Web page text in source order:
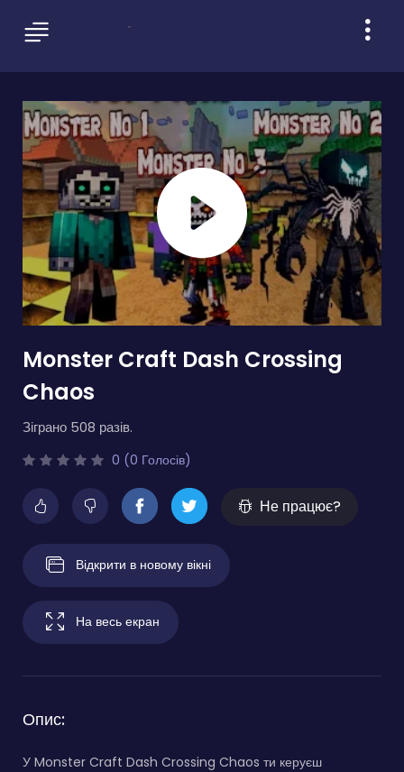
Monster Craft Dash Crossing
Chaos
Зіграно 508 разів.
0 (0 Голосів)
Не працює?
Відкрити в новому вікні
На весь екран
Опис:
У Monster Craft Dash Crossing Chaos ти керуєш